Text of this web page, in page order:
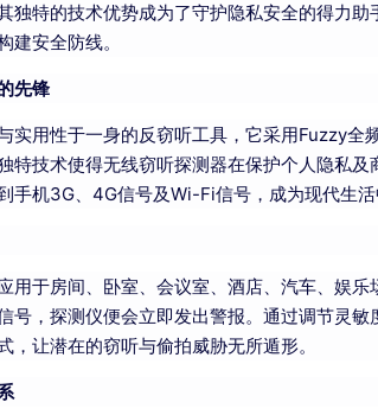
独特的技术优势成为了守护隐私安全的得力
建安全防线。
先锋
实用性于一身的反窃听工具，它采用Fuzzy
特技术使得无线窃听探测器在保护个人隐私
手机3G、4G信号及Wi-Fi信号，成为现代生活
用于房间、卧室、会议室、酒店、汽车、娱
号，探测仪便会立即发出警报。通过调节灵
让潜在的窃听与偷拍威胁无所遁形。